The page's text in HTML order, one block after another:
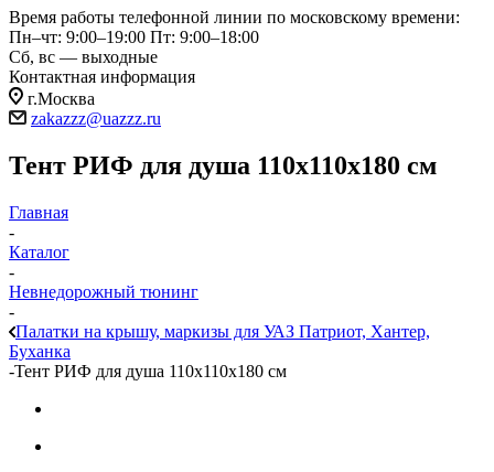
Время работы телефонной линии по московскому времени:
Пн–чт: 9:00–19:00 Пт: 9:00–18:00
Сб, вс — выходные
Контактная информация
г.Москва
zakazzz@uazzz.ru
Тент РИФ для душа 110x110x180 см
Главная
-
Каталог
-
Невнедорожный тюнинг
-
Палатки на крышу, маркизы для УАЗ Патриот, Хантер,
Буханка
-Тент РИФ для душа 110x110x180 см